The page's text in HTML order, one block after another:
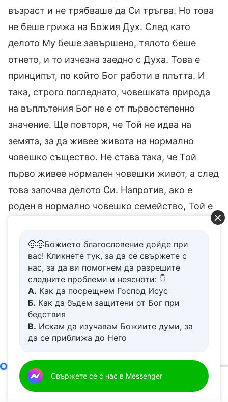
възраст и не трябваше да Си тръгва. Но това
не беше грижа на Божия Дух. След като
делото Му беше завършено, тялото беше
отнето, и то изчезна заедно с Духа. Това е
принципът, по който Бог работи в плътта. И
така, строго погледнато, човешката природа
на въплътения Бог не е от първостепенно
значение. Ще повторя, че Той не идва на
земята, за да живее живота на нормално
човешко същество. Не става така, че Той
първо живее нормален човешки живот, а след
това започва делото Си. Напротив, ако е
роден в нормално човешко семейство, Той е
които не са опетнени от човешки намерения,
които не са плътски, които със сигурност не
възприемат обществените порядки, не
включват човешки мисли и представи, нито
пък включват човешки философии за
светските отношения. Това е делото, което
въплътеният Бог възнамерява да извърши,
въплъщение. Бог идва в плътта преди всичко,
за да изпълни етап от делото, който трябва да
🙂🙂Божието благословение дойде при
вас! Кликнете тук, за да се свържете с
нас, за да ви помогнем да разрешите
следните проблеми и неясноти: 👇
А. Как да посрещнем Господ Исус
Б. Как да бъдем защитени от Бог при
бедствия
В. Искам да изучавам Божиите думи, за
да се приближа до Него
живот
Д.Имам молба за молитва
Свържете се с нас в Messenger